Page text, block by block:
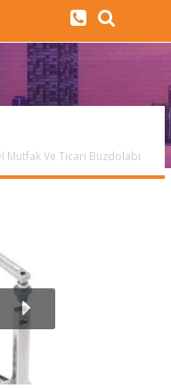
Mutfak Ve Ticari Buzdolabı